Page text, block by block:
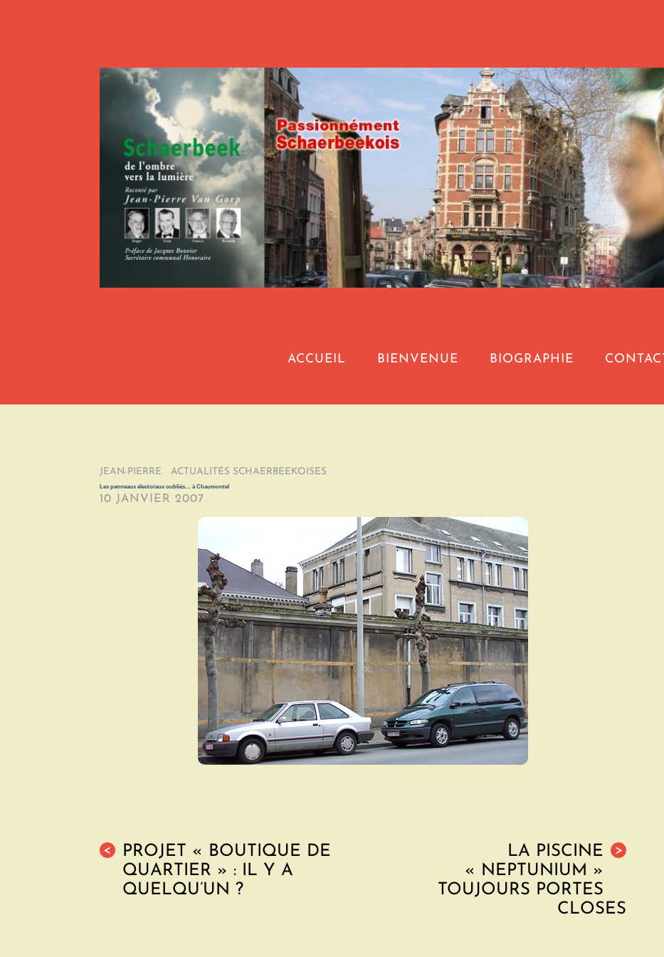
ACCUEIL BIENVENUE BIOGRAPHIE CONTACT
JEAN-PIERRE / ACTUALITÉS SCHAERBEEKOISES /
Les panneaux électoraux oubliés… à Chaumontel
10 JANVIER 2007
<
PROJET « BOUTIQUE DE
QUARTIER » : IL Y A
QUELQU’UN ?
>
LA PISCINE
« NEPTUNIUM »
TOUJOURS PORTES
CLOSES